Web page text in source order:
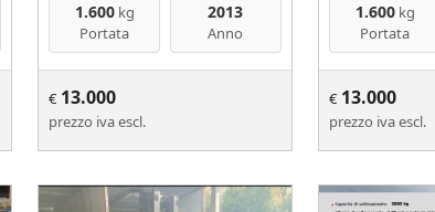
1.600kg
Portata
2013
Anno
€ 13.000
prezzo iva escl.
1.600kg
Portata
€ 13.000
prezzo iva escl.